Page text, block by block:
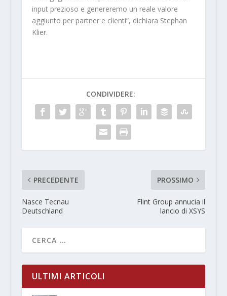
input prezioso e genereremo un reale valore
aggiunto per partner e clienti”, dichiara Stephan
Klier.
CONDIVIDERE:
PRECEDENTE
Nasce Tecnau
Deutschland
PROSSIMO
Flint Group annucia il
lancio di XSYS
ULTIMI ARTICOLI